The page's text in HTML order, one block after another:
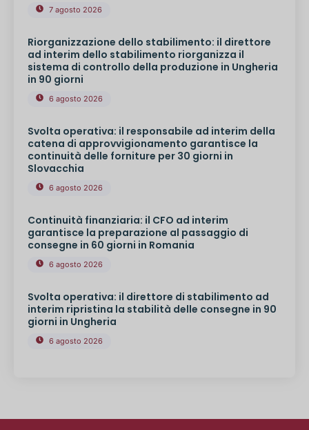
7 agosto 2026
Riorganizzazione dello stabilimento: il direttore
ad interim dello stabilimento riorganizza il
sistema di controllo della produzione in Ungheria
in 90 giorni
6 agosto 2026
Svolta operativa: il responsabile ad interim della
catena di approvvigionamento garantisce la
continuità delle forniture per 30 giorni in
Slovacchia
6 agosto 2026
Continuità finanziaria: il CFO ad interim
garantisce la preparazione al passaggio di
consegne in 60 giorni in Romania
6 agosto 2026
Svolta operativa: il direttore di stabilimento ad
interim ripristina la stabilità delle consegne in 90
giorni in Ungheria
6 agosto 2026